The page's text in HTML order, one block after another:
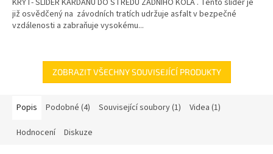
již osvědčený na závodních tratích udržuje asfalt v bezpečné
vzdálenosti a zabraňuje vysokému...
ZOBRAZIT VŠECHNY SOUVISEJÍCÍ PRODUKTY
Popis Podobné (4) Související soubory (1) Videa (1)
Hodnocení Diskuze